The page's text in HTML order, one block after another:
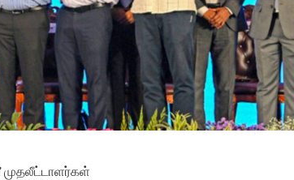
முதலீட்டாளர்கள்